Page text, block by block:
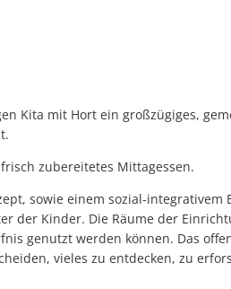
Kita mit Hort ein großzügiges,
zubereitetes Mittagessen.
sowie einem sozial-integrativem
der Kinder. Die Räume der
genutzt werden können. Das
vieles zu entdecken, zu